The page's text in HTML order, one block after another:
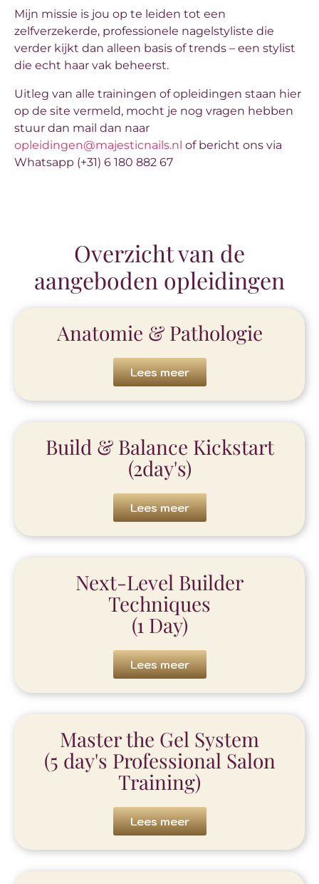
Mijn missie is jou op te leiden tot een
zelfverzekerde, professionele nagelstyliste die
verder kijkt dan alleen basis of trends – een stylist
die echt haar vak beheerst.
Uitleg van alle trainingen of opleidingen staan hier
op de site vermeld, mocht je nog vragen hebben
stuur dan mail dan naar
opleidingen@majesticnails.nl of bericht ons via
Whatsapp (+31) 6 180 882 67
Overzicht van de
aangeboden opleidingen
Anatomie & Pathologie
Lees meer
Build & Balance Kickstart
(2day's)
Lees meer
Next-Level Builder
Techniques
(1 Day)
Lees meer
Master the Gel System
(5 day's Professional Salon
Training)
Lees meer